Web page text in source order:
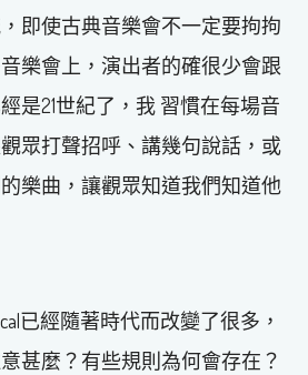
即使古典音樂會不一定要拘拘
樂會上，演出者的確很少會跟
是21世紀了，我 習慣在每場音
眾打聲招呼、講幾句說話，或
樂曲，讓觀眾知道我們知道他
已經隨著時代而改變了很多，
甚麼？有些規則為何會存在？